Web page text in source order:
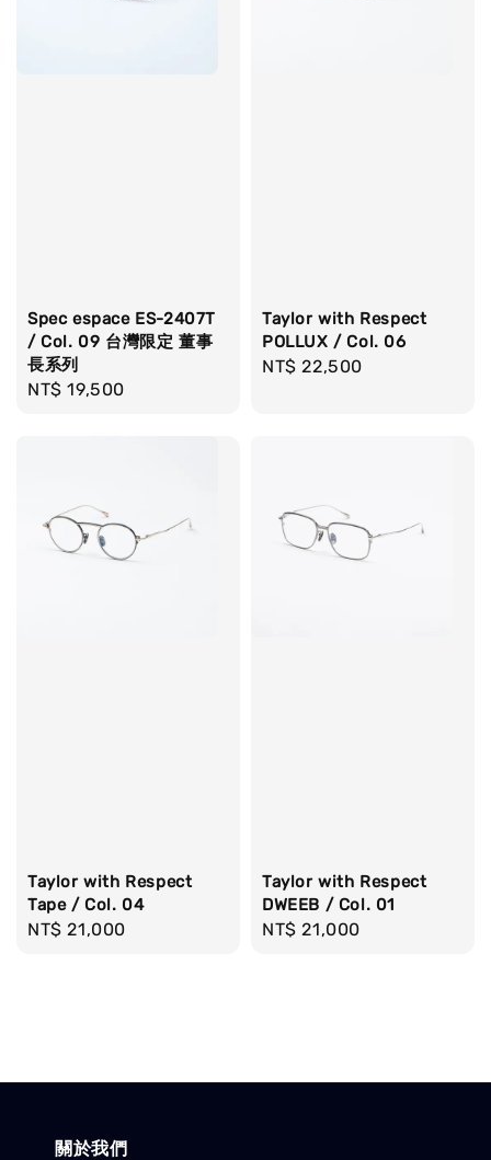
Spec espace ES-2407T
/ Col. 09 台灣限定 董事
長系列
Regular
NT$ 19,500
Taylor with Respect
POLLUX / Col. 06
Regular
NT$ 22,500
Taylor with Respect
Tape / Col. 04
Regular
NT$ 21,000
Taylor with Respect
DWEEB / Col. 01
Regular
NT$ 21,000
關於我們